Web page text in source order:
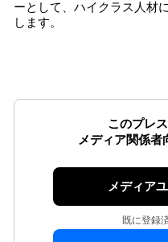
ーとして、ハイクラス人材
します。
このプレ
メディア関係者
メディア
既に登録